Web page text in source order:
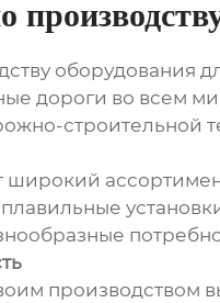
оборудования
дороги во всем
строительной
широкий
производством